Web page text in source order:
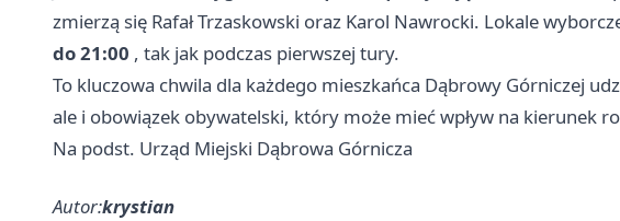
zmierzą się Rafał Trzaskowski oraz Karol Nawrocki. Lokale
do 21:00 , tak jak podczas pierwszej tury.
To kluczowa chwila dla każdego mieszkańca Dąbrowy Górniczej
ale i obowiązek obywatelski, który może mieć wpływ na kierunek
Na podst. Urząd Miejski Dąbrowa Górnicza
Autor:krystian